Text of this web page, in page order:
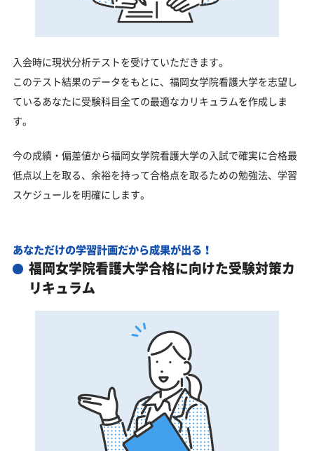
入会時に現状分析テストを受けていただきます。
このテスト結果のデータをもとに、福岡女学院看護大学を志望し
ているあなたに受験科目全ての最適なカリキュラムを作成しま
す。
今の成績・偏差値から福岡女学院看護大学の入試で確実に合格最
低点以上を取る、余裕を持って合格点を取るための勉強法、学習
スケジュールを明確にします。
あなただけの学習計画だから成果が出る！
福岡女学院看護大学合格に向けた受験対策カ
リキュラム